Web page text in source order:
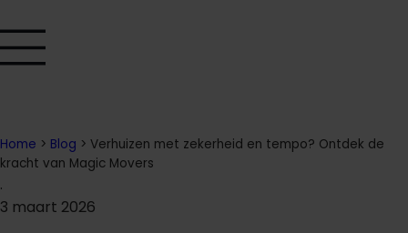
Home > Blog > Verhuizen met zekerheid en tempo? Ontdek de
kracht van Magic Movers
.
3 maart 2026